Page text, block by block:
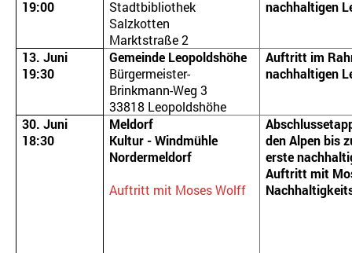
19:00
Stadtbibliothek
Salzkotten
Marktstraße 2
nachhaltigen
13. Juni
19:30
Gemeinde Leopoldshöhe
Bürgermeister-
Brinkmann-Weg 3
33818 Leopoldshöhe
Auftritt im
nachhaltigen
30. Juni
18:30
Meldorf
Kultur - Windmühle
Nordermeldorf
Auftritt mit Moses Wolff
den Alpen bis
erste
Auftritt mit